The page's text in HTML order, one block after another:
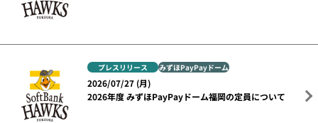
プレスリリース みずほPayPayドーム
2026/07/27 (月)
2026年度 みずほPayPayドーム福岡の定員について